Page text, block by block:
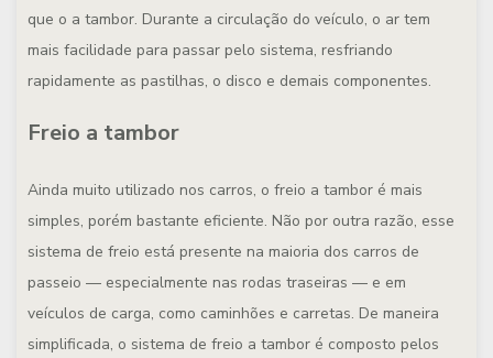
que o a tambor. Durante a circulação do veículo, o ar tem
mais facilidade para passar pelo sistema, resfriando
rapidamente as pastilhas, o disco e demais componentes.
Freio a tambor
Ainda muito utilizado nos carros, o freio a tambor é mais
simples, porém bastante eficiente. Não por outra razão, esse
sistema de freio está presente na maioria dos carros de
passeio — especialmente nas rodas traseiras — e em
veículos de carga, como caminhões e carretas. De maneira
simplificada, o sistema de freio a tambor é composto pelos